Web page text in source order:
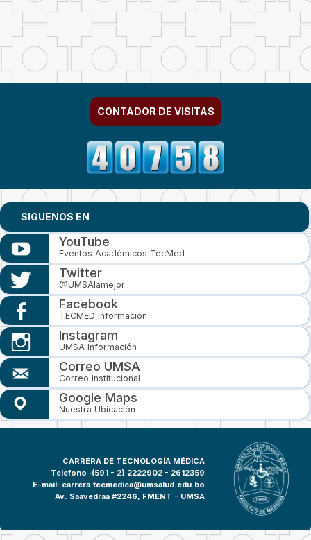
CONTADOR DE VISITAS
SIGUENOS EN
YouTube
Eventos Académicos TecMed
Twitter
@UMSAlamejor
Facebook
TECMED Información
Instagram
UMSA Información
Correo UMSA
Correo Institucional
Google Maps
Nuestra Ubicación
CARRERA DE TECNOLOGÍA MÉDICA
Telefono :(591 - 2) 2222902 - 2612359
E-mail: carrera.tecmedica@umsalud.edu.bo
Av. Saavedraa #2246, FMENT - UMSA